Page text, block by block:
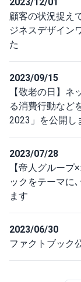
顧客の状況捉え
ジネスデザイン
た
2023/09/15
【敬老の日】
る消費行動など
2023」を公開し
2023/07/28
【帝人グルー
ックをテーマに
ます
2023/06/30
ファクトブック